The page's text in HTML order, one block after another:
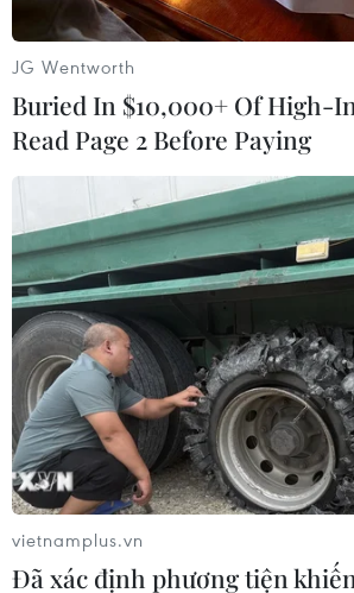
Nhà thầu đang thi công nốt hệ thống
đảm bảo thông tuyến. (Ảnh: Khánh
JG Wentworth
Buried In $10,000+ Of High-
Read Page 2 Before Paying
vietnamplus.vn
Đã xác định phương tiện